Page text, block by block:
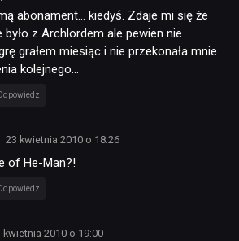
abonament… kiedyś. Zdaje mi się że
było z Archlordem ale pewien nie
grałem miesiąc i nie przekonała mnie
kolejnego…
23 kwietnia 2010 o 18:26
of He-Man?!
kwietnia 2010 o 19:00